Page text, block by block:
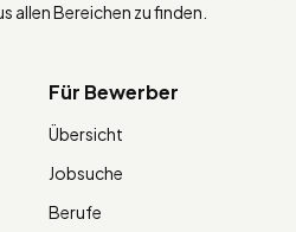
allen Bereichen zu finden.
Für Bewerber
Übersicht
Jobsuche
Berufe